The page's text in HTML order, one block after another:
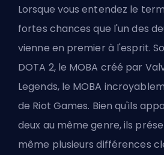
Lorsque vous entendez le
fortes chances que l'un des
vienne en premier à l'esprit.
DOTA 2, le MOBA créé par
Legends, le MOBA
de Riot Games. Bien qu'ils
deux au même genre, ils
même plusieurs différences